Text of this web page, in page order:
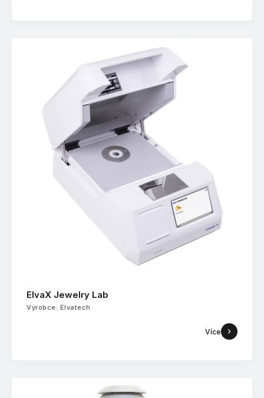
ElvaX Jewelry Lab
Výrobce: Elvatech
Více